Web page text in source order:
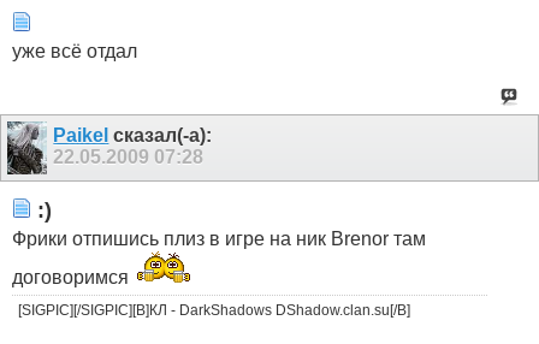
уже всё отдал
Paikel сказал(-а):
22.05.2009 07:28
:)
Фрики отпишись плиз в игре на ник Brenor там
договоримся
[SIGPIC][/SIGPIC][B]КЛ - DarkShadows DShadow.clan.su[/B]